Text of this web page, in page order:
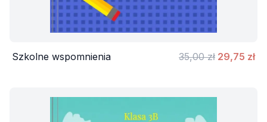
Szkolne wspomnienia 35,00 zł 29,75 zł